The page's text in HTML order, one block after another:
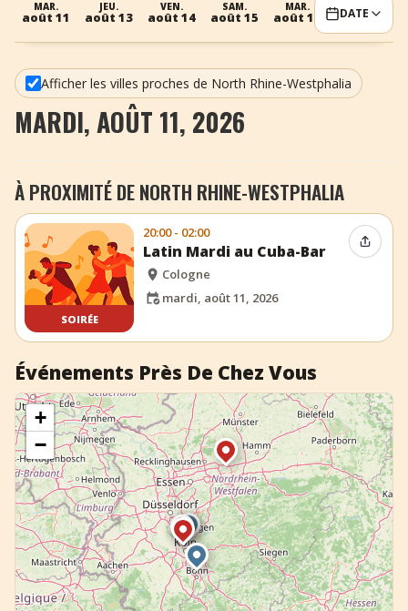
+ Ajouter un événement
MAR.
août 11
JEU.
août 13
VEN.
août 14
SAM.
août 15
MAR.
août 18 août 19
DATE
Afficher les villes proches de North Rhine-Westphalia
MARDI, AOÛT 11, 2026
À PROXIMITÉ DE NORTH RHINE-WESTPHALIA
SOIRÉE
20:00 - 02:00
Latin Mardi au Cuba-Bar
Cologne
mardi, août 11, 2026
Événements Près De Chez Vous
+
−